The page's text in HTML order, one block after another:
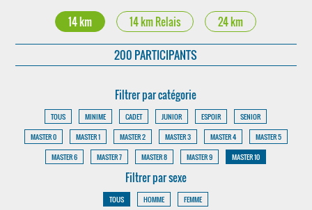
14 km 14 km Relais 24 km
200 PARTICIPANTS
Filtrer par catégorie
TOUS MINIME CADET JUNIOR ESPOIR
SENIOR
MASTER 0
MASTER 1 MASTER 2 MASTER 3 MASTER 4
MASTER 5
MASTER 6
MASTER 7 MASTER 8 MASTER 9 MASTER 10
Filtrer par sexe
TOUS HOMME FEMME